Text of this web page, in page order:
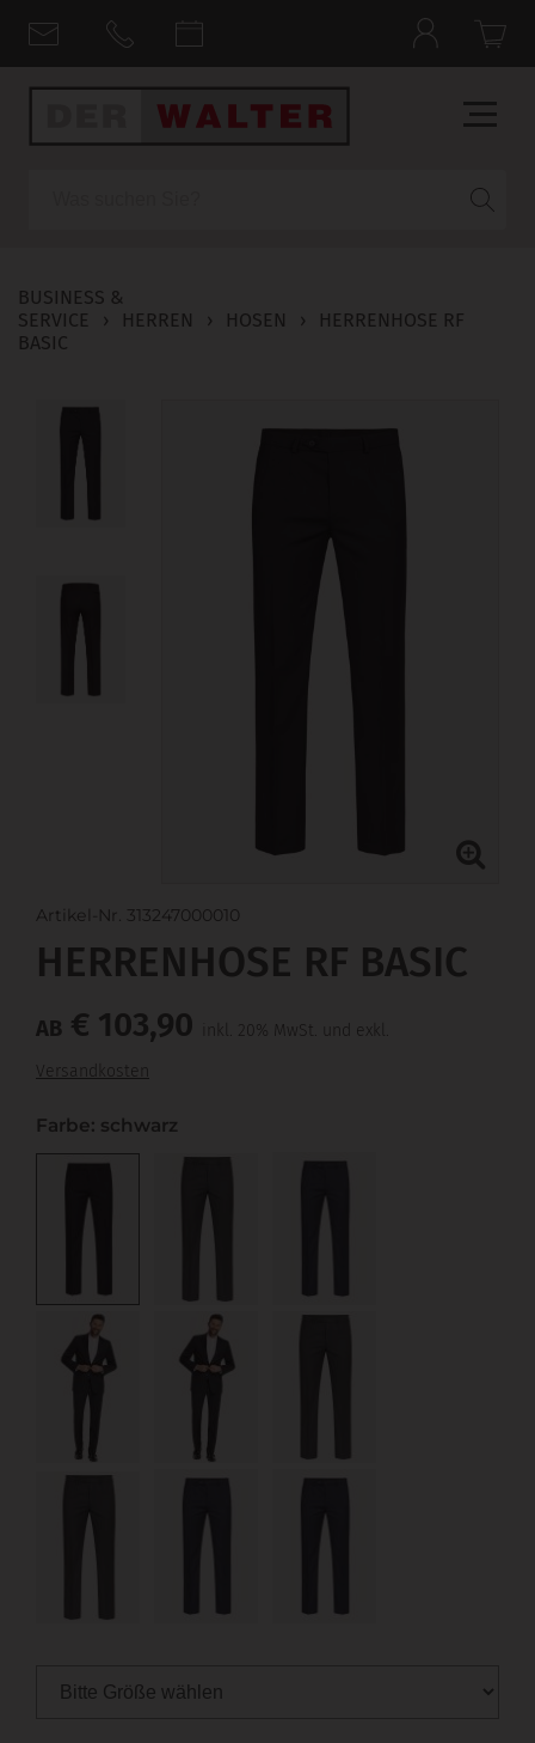
BUSINESS &
SERVICE
› HERREN › HOSEN ›
HERRENHOSE RF
BASIC
Artikel-Nr. 313247000010
HERRENHOSE RF BASIC
AB € 103,90
inkl. 20% MwSt. und exkl.
Versandkosten
Farbe: schwarz